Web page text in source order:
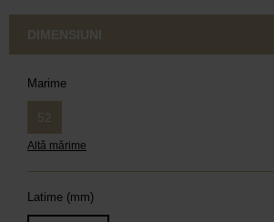
DIMENSIUNI
Marime
52
Altă mărime
Latime (mm)